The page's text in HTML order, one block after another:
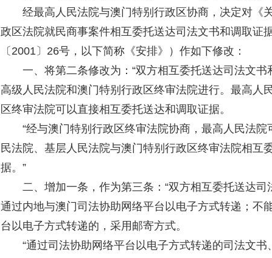
经最高人民法院与澳门特别行政区协商，决定对《
政区法院就民商事案件相互委托送达司法文书和调取证
〔2001〕26号，以下简称《安排》）作如下修改：
一、将第二条修改为：“双方相互委托送达司法文书
高级人民法院和澳门特别行政区终审法院进行。最高人
区终审法院可以直接相互委托送达和调取证据。
“经与澳门特别行政区终审法院协商，最高人民法院
民法院、基层人民法院与澳门特别行政区终审法院相互
据。”
二、增加一条，作为第三条：“双方相互委托送达司
通过内地与澳门司法协助网络平台以电子方式转递；不
台以电子方式转递的，采用邮寄方式。
“通过司法协助网络平台以电子方式转递的司法文书